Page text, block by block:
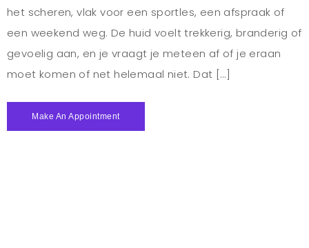
het scheren, vlak voor een sportles, een afspraak of
een weekend weg. De huid voelt trekkerig, branderig of
gevoelig aan, en je vraagt je meteen af of je eraan
moet komen of net helemaal niet. Dat […]
Make An Appointment